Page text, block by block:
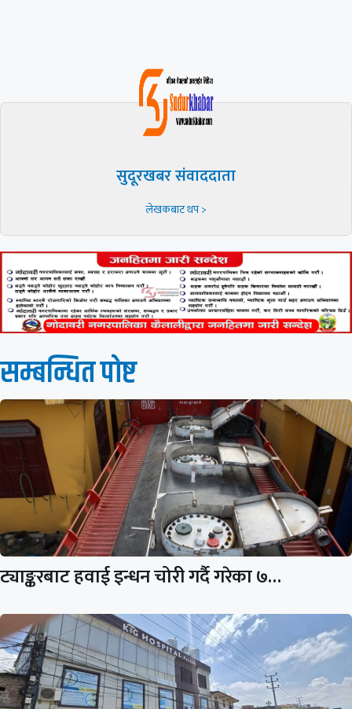
सुदूरखबर संवाददाता
लेखकबाट थप >
सम्बन्धित पाेष्ट
ट्याङ्करबाट हवाई इन्धन चोरी गर्दै गरेका ७…